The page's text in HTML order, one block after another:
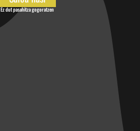
Ez dut pasahitza gogoratzen